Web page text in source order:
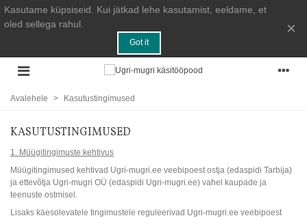
Kasutame küpsiseid. Kui jätkad lehe kasutamist, eeldame, et
oled sellega rahul.
Got it
×
Avalehele > Kasutustingimused
KASUTUSTINGIMUSED
1. Müügitingimuste kehtivus
Müügitingimused kehtivad Ugri-mugri.ee veebipoest ostja (edaspidi Tarbija)
ja ettevõtja Ugri-mugri OÜ (edaspidi Ugri-mugri.ee) vahel kaupade ja
teenuste ostmisel.
Lisaks käesolevatele tingimustele reguleerivad Ugri-mugri.ee veebipoest